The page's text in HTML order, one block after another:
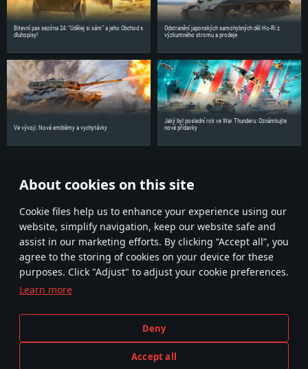
About cookies on this site
Сookie files help us to enhance your experience using our
website, simplify navigation, keep our website safe and
assist in our marketing efforts. By clicking “Accept all”, you
agree to the storing of cookies on your device for these
purposes. Click "Adjust" to adjust your cookie preferences.
Learn more
Deny
Accept all
Bitevní pas sezóna 24: “Udělej si sám” a jeho Obchod s
dluhopisy!
Odstranění japonských samohybných děl Ho-Ri z
výzkumného stromu a prodeje
Ve vývoji: Nové emblémy a vychytávky
Jaký byl poslední rok ve War Thunderu: Oznámkujte
nové přídavky
Diskutujte na fóru
Smluvní podmínky
Pravidla soukromí
Nastavení souborů cookie